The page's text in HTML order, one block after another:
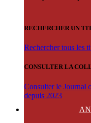
RECHERCHER UN
Rechercher tous les
CONSULTER LA
Consulter le Journal
depuis 2023